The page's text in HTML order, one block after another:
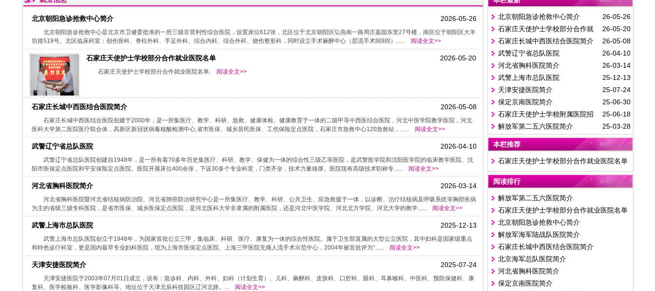
2026-05-26
北京朝阳急诊抢救中心简介
北京朝阳急诊抢救中心是北京市卫健委批准的一所三级非营利性综合医院，设置床位612张，北区位于北京朝阳区弘燕南一路周庄嘉园东里27号楼，南区位于朝阳区大羊
坊路519号。北区临床科室：创伤骨科、脊柱外科、手足外科、综合内科、综合外科、烧伤整形科，同时设立手术麻醉中心（层流手术间9间）......
阅读全文>>
2026-05-20
石家庄天使护士学校部分合作就业医院名单
石家庄天使护士学校部分合作就业医院名单. 阅读全文>>
2026-05-08
石家庄长城中西医结合医院简介
石家庄长城中西医结合医院创建于2000年，是一所集医疗、教学、科研、急救、健康体检、健康教育于一体的二级甲等中西医结合医院，河北中医学院教学医院，河北
医科大学第二医院医疗联合体，高新区新冠状病毒核酸检测中心,省市医保、城乡居民医保、工伤保险定点医院，石家庄市急救中心120急救站，......
阅读全文>>
2026-04-10
武警辽宁省总队医院
武警辽宁省总队医院创建自1948年，是一所有着70多年历史集医疗、科研、教学、保健为一体的综合性三级乙等医院，是武警医学院和沈阳医学院的临床教学医院、沈
阳市医保定点医院和平安保险定点医院。医院开展床位400余张，下设30多个专业科室，门类齐全，技术力量雄厚。医院现有高级技术职称专......
阅读全文>>
2026-03-14
河北省胸科医院简介
河北省胸科医院暨河北省结核病防治院、河北省肺癌防治研究中心是一所集医疗、教学、科研、公共卫生、应急救援于一体，以诊断、治疗结核病及呼吸系统等胸部疾病
为主的省级三级专科医院，是省市医保、城乡医保定点医院，是河北医科大学非隶属的附属医院，还是河北中医学院、河北北方学院、河北大学的教学......
阅读全文>>
2025-12-13
武警上海市总队医院
武警上海市总队医院创立于1948年，为国家首批公立三甲，集临床、科研、医疗、康复为一体的综合性医院。属于卫生部直属的大型公立医院，其中妇科是国家级重点
和特色诊疗科室，更是国内最早专业妇科医院，现为上海市医保定点医院、上海三甲医院无痛人流手术示范中心，2004年被首批评为"......
阅读全文>>
2025-07-24
天津安捷医院简介
天津安捷医院于2003年07月01日成立，设有：急诊科、内科、外科、妇科（计划生育）、儿科、麻醉科、皮肤科、口腔科、眼科、耳鼻喉科、中医科、预防保健科、康
复科、医学检验科、医学影像科等。地址位于天津北辰科技园区辽河北路。...
阅读全文>>
26-05-26
北京朝阳急诊抢救中心简介
26-05-20
石家庄天使护士学校部分合作就
业医院名单
26-05-08
石家庄长城中西医结合医院简介
26-04-10
武警辽宁省总队医院
26-03-14
河北省胸科医院简介
25-12-13
武警上海市总队医院
25-07-24
天津安捷医院简介
25-06-30
保定京南医院简介
25-06-18
石家庄天使护士学校附属医院招
聘公告
25-03-28
解放军第二五六医院简介
本栏推荐
石家庄天使护士学校部分合作就业医院名单
阅读排行
解放军第二五六医院简介
石家庄天使护士学校部分合作就业医院名单
北京朝阳急诊抢救中心简介
解放军海军陆战队医院简介
石家庄长城中西医结合医院简介
北京海军总队医院简介
河北省胸科医院简介
保定京南医院简介